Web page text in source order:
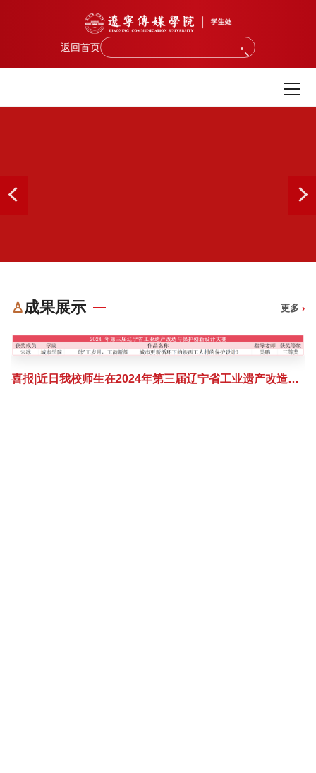
返回首页
♙成果展示 更多 ›
喜报|近日我校师生在2024年第三届辽宁省工业遗产改造与保护创新设计大赛取得佳绩